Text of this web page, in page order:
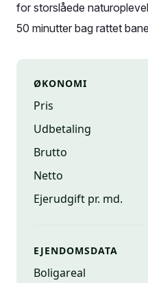
for storslåede
50 minutter bag rattet
ØKONOMI
Pris
Udbetaling
Brutto
Netto
Ejerudgift pr. md.
EJENDOMSDATA
Boligareal